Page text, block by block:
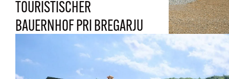
TOURISTISCHER
BAUERNHOF PRI BREGARJU